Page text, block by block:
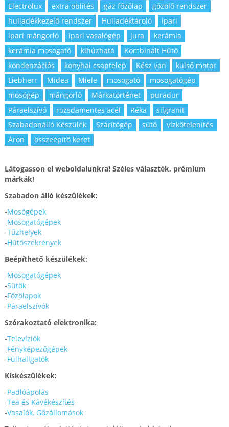
Electrolux
extra öblítés gáz főzőlap
gőzölő rendszer
hulladékkezelő rendszer
Hulladéktároló
ipari
ipari mángorló
ipari vasalógép jura
kerámia
kerámia mosogató
kihúzható
Kombinált Hűtő
kondenzációs
konyhai csaptelep Kész van
külső motor
Liebherr
Midea Miele mosogató
mosogatógép
mosógép
mángorló Márkatörténet
puradur
Páraelszívó
rozsdamentes acél Réka
silgranit
Szabadonálló Készülék
Szárítógép sütő
vízkőtelenítés
Áron
összeépítő keret
Látogasson el weboldalunkra! Széles választék, prémium
márkák!
Szabadon álló készülékek:
-Mosógépek
-Mosogatógépek
-Tűzhelyek
-Hűtőszekrények
Beépíthető készülékek:
-Mosogatógépek
-Sütők
-Főzőlapok
-Páraelszívók
Szórakoztató elektronika:
-Televíziók
-Fényképezőgépek
-Fülhallgatók
Kiskészülékek:
-Padlóápolás
-Tea és Kávékészítés
-Vasalók, Gőzállomások